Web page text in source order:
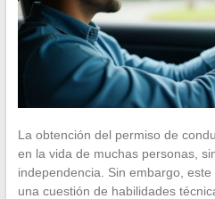
La obtención del permiso de
en la vida de muchas personas,
independencia. Sin embargo,
una cuestión de habilidades